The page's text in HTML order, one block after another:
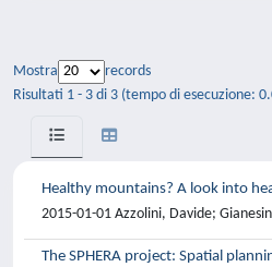
Mostra
records
Risultati 1 - 3 di 3 (tempo di esecuzione:
Healthy mountains? A look into
2015-01-01 Azzolini, Davide;
The SPHERA project: Spatial